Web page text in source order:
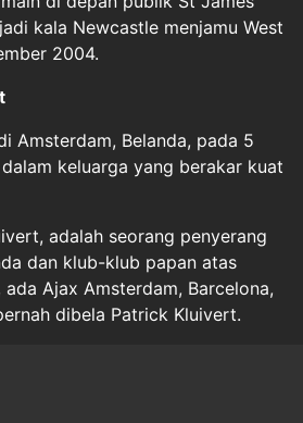
kala Newcastle menjamu West
2004.
Amsterdam, Belanda, pada 5
keluarga yang berakar kuat
adalah seorang penyerang
dan klub-klub papan atas
Ajax Amsterdam, Barcelona,
dibela Patrick Kluivert.